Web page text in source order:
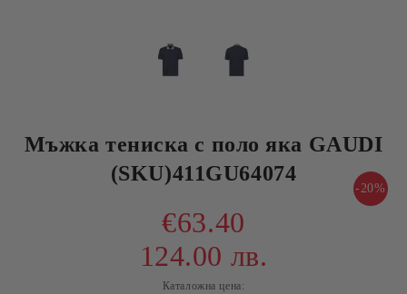
Мъжка тениска с поло яка GAUDI
(SKU)411GU64074
-20%
€63.40
124.00 лв.
Каталожна цена: